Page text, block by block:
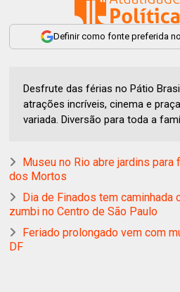
Definir como fonte preferida
Desfrute das férias no Pátio
atrações incríveis, cinema e
variada. Diversão para toda a
Museu no Rio abre jardins
dos Mortos
Dia de Finados tem caminhada
zumbi no Centro de São Paulo
Feriado prolongado vem com
DF